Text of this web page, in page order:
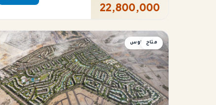
22,800,000
تاون هاوس
متاح